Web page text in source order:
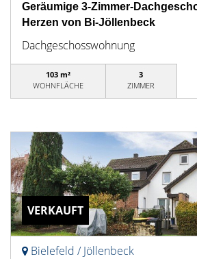
Geräumige 3-Zimmer-
Herzen von Bi-Jöllenbeck
Dachgeschosswohnung
103 m²
WOHNFLÄCHE
3
ZIMMER
VERKAUFT
Bielefeld / Jöllenbeck